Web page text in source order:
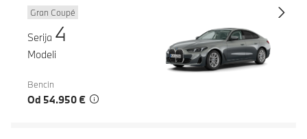
Gran Coupé
Serija 4
Modeli
Bencin
Od 54.950 €